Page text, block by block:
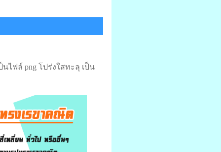
ล์ png โปร่งใสทะลุ เป็น